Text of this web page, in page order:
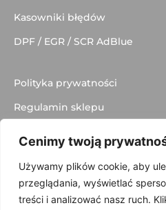
Cenimy twoją
Używamy plików cookie, aby
przeglądania, wyświetlać
treści i analizować nasz ruch.
Kasowniki błędów
DPF / EGR / SCR AdBlue
Polityka prywatności
Regulamin sklepu